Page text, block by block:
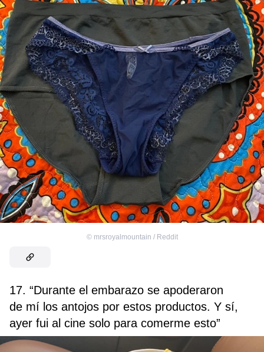
© mrsroyalmountain / Reddit
17. “Durante el embarazo se apoderaron
de mí los antojos por estos productos. Y sí,
ayer fui al cine solo para comerme esto”